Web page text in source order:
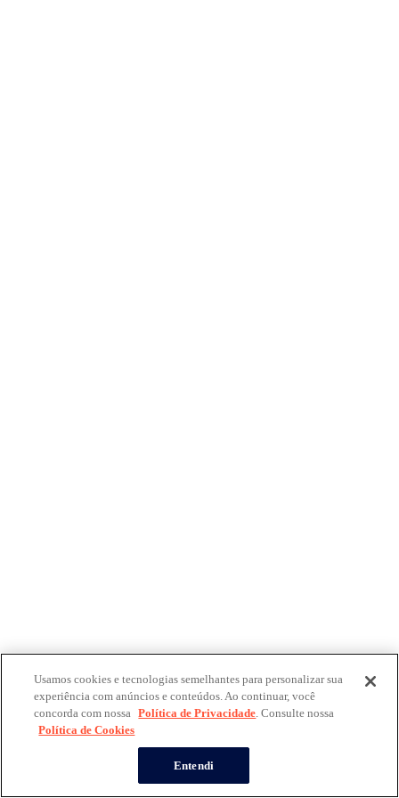
Usamos cookies e tecnologias semelhantes para personalizar sua
experiência com anúncios e conteúdos. Ao continuar, você
concorda com nossa Política de Privacidade. Consulte nossa
Política de Cookies
Entendi